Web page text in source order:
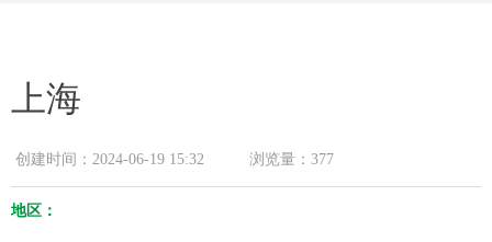
上海
创建时间： 2024-06-19 15:32 浏览量： 377
地区：